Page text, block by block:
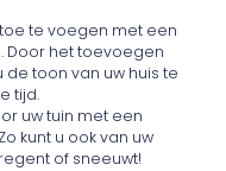
te voegen met een
Door het toevoegen
toon van uw huis te
tijd.
uw tuin met een
kunt u ook van uw
of sneeuwt!